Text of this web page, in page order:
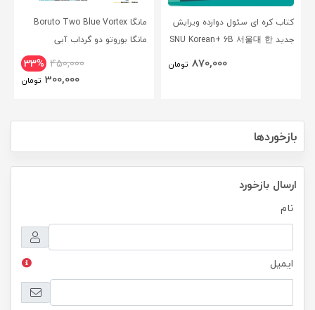
کتاب کره ای سئول دوازده ویرایش
جدید SNU Korean+ 6B 서울대 한
870,000 تومان
مانگا Boruto Two Blue Vortex
مانگا بوروتو دو گرداب آبی
33% 450,000
300,000 تومان
بازخوردها
ارسال بازخورد
نام
ایمیل